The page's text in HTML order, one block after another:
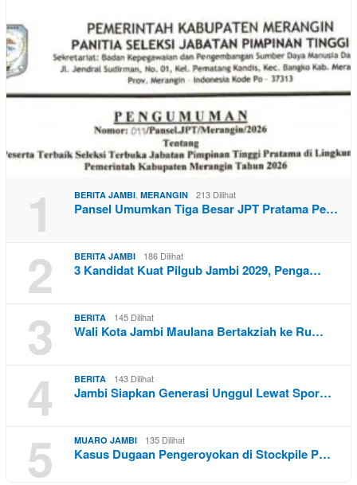
1 BERITA JAMBI, MERANGIN 213 Dilihat
Pansel Umumkan Tiga Besar JPT Pratama Pe…
2 BERITA JAMBI 186 Dilihat
3 Kandidat Kuat Pilgub Jambi 2029, Penga…
3 BERITA 145 Dilihat
Wali Kota Jambi Maulana Bertakziah ke Ru…
4 BERITA 143 Dilihat
Jambi Siapkan Generasi Unggul Lewat Spor…
5 MUARO JAMBI 135 Dilihat
Kasus Dugaan Pengeroyokan di Stockpile P…